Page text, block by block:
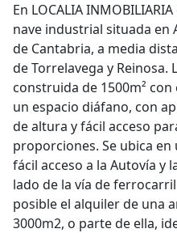
En LOCALIA
nave industrial situada en
de Cantabria, a media
de Torrelavega y Reinosa.
construida de 1500m² con
un espacio diáfano, con
de altura y fácil acceso
proporciones. Se ubica
fácil acceso a la Autovía y
lado de la vía de
posible el alquiler de una
3000m2, o parte de ella,